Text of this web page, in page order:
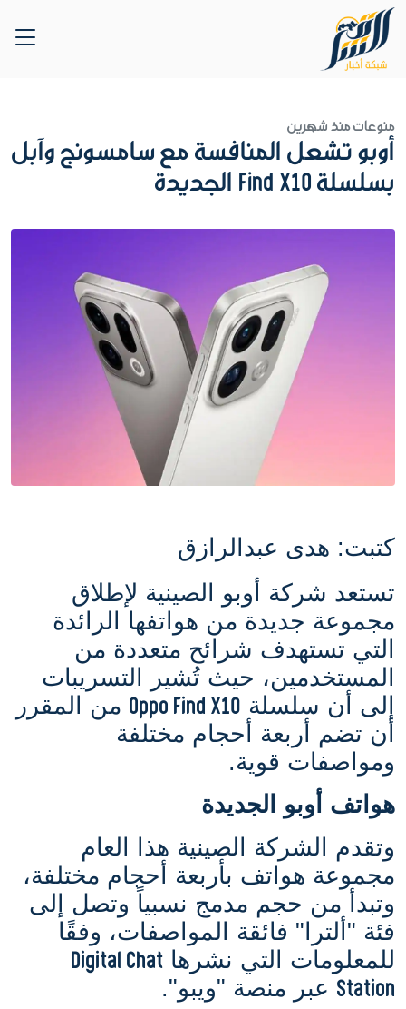
منوعاتمنذ شهرين
أوبو تشعل المنافسة مع سامسونج وآبل
بسلسلة Find X10 الجديدة
كتبت: هدى عبدالرازق
تستعد شركة أوبو الصينية لإطلاق
مجموعة جديدة من هواتفها الرائدة
التي تستهدف شرائح متعددة من
المستخدمين، حيث تُشير التسريبات
إلى أن سلسلة Oppo Find X10 من المقرر
أن تضم أربعة أحجام مختلفة
ومواصفات قوية.
هواتف أوبو الجديدة
وتقدم الشركة الصينية هذا العام
مجموعة هواتف بأربعة أحجام مختلفة،
وتبدأ من حجم مدمج نسبياً وتصل إلى
فئة "ألترا" فائقة المواصفات، وفقًا
للمعلومات التي نشرها Digital Chat
Station عبر منصة "ويبو".